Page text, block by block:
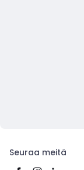
Seuraa meitä